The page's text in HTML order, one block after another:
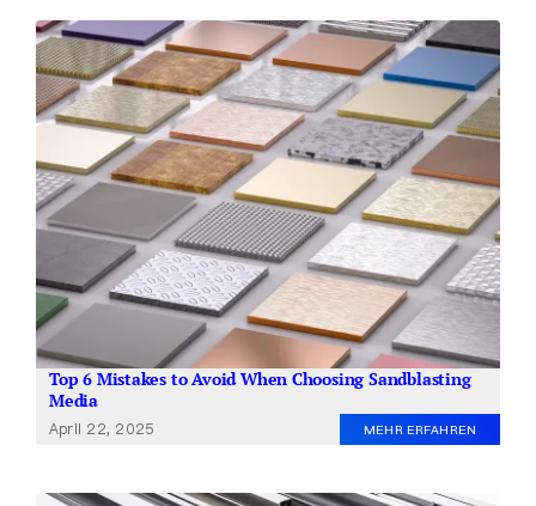
Top 6 Mistakes to Avoid When Choosing Sandblasting
Media
April 22, 2025 MEHR ERFAHREN